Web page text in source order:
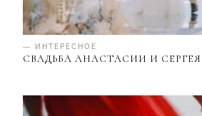
— ИНТЕРЕСНОЕ
СВАДЬБА АНАСТАСИИ И СЕРГЕЯ